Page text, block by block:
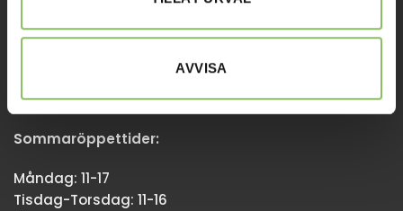
AVVISA
GÖTEBORG
436 34 Askim
Sommaröppettider:
Måndag: 11-17
Tisdag-Torsdag: 11-16